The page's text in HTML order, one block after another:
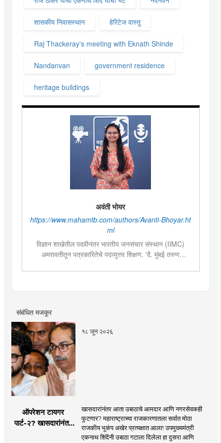
शासकीय निवासस्थान हेरिटेज वास्तू
Raj Thackeray's meeting with Eknath Shinde
Nandanvan government residence
heritage buildings
अवंती भोयर
https://www.mahamtb.com/authors/Avanti-Bhoyar.ht
ml
विज्ञान शाखेतील पदवीनंतर भारतीय जनसंचार संस्थान (IIMC)
अमरावतीतून पत्रकारितेचे पदव्युत्तर शिक्षण. 'दै. मुंबई तरुण
राजकारण या विषयात विशेष रस. हस्तकला, संगीत आणि कविता
संबंधित मजकूर
१८ जून २०२६
ऑपरेशन टायगर
पार्ट-२? खासदारांनंतर
खासदारांनंतर आता उबाठाचे आमदार आणि नगरसेवकही
फुटणार? महाराष्ट्राच्या राजकारणातला सर्वात मोठा
राजकीय भूकंप अखेर प्रत्यक्षात आला! उपमुख्यमंत्री
एकनाथ शिंदेंनी उबाठा गटाला दिलेला हा दुसरा आणि